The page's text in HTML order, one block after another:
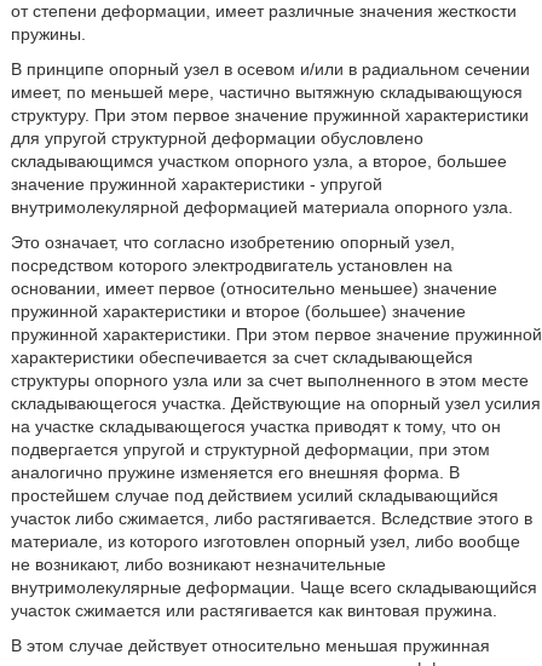
от степени деформации, имеет различные значения жесткости
пружины.
В принципе опорный узел в осевом и/или в радиальном сечении
имеет, по меньшей мере, частично вытяжную складывающуюся
структуру. При этом первое значение пружинной характеристики
для упругой структурной деформации обусловлено
складывающимся участком опорного узла, а второе, большее
значение пружинной характеристики - упругой
внутримолекулярной деформацией материала опорного узла.
Это означает, что согласно изобретению опорный узел,
посредством которого электродвигатель установлен на
основании, имеет первое (относительно меньшее) значение
пружинной характеристики и второе (большее) значение
пружинной характеристики. При этом первое значение пружинной
характеристики обеспечивается за счет складывающейся
структуры опорного узла или за счет выполненного в этом месте
складывающегося участка. Действующие на опорный узел усилия
на участке складывающегося участка приводят к тому, что он
подвергается упругой и структурной деформации, при этом
аналогично пружине изменяется его внешняя форма. В
простейшем случае под действием усилий складывающийся
участок либо сжимается, либо растягивается. Вследствие этого в
материале, из которого изготовлен опорный узел, либо вообще
не возникают, либо возникают незначительные
внутримолекулярные деформации. Чаще всего складывающийся
участок сжимается или растягивается как винтовая пружина.
В этом случае действует относительно меньшая пружинная